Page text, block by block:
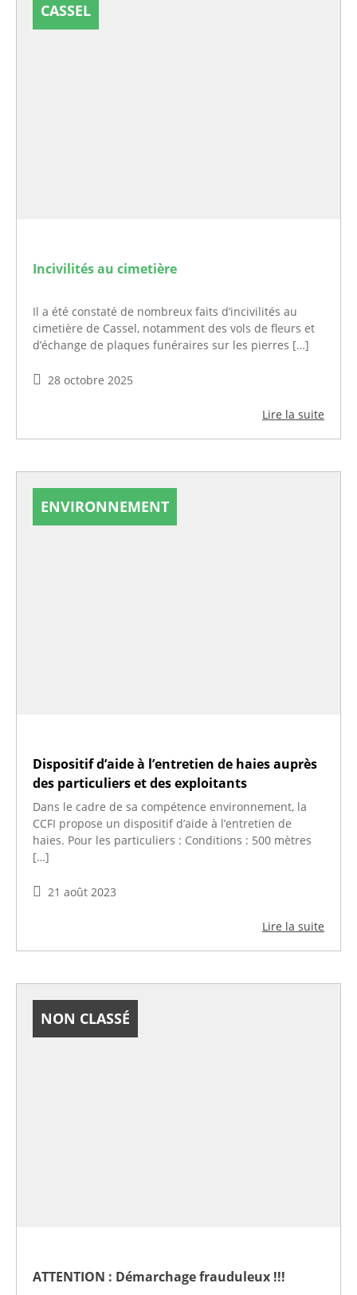
CASSEL
Incivilités au cimetière
Il a été constaté de nombreux faits d’incivilités au
cimetière de Cassel, notamment des vols de fleurs et
d’échange de plaques funéraires sur les pierres […]
28 octobre 2025
Lire la suite
ENVIRONNEMENT
Dispositif d’aide à l’entretien de haies auprès
des particuliers et des exploitants
Dans le cadre de sa compétence environnement, la
CCFI propose un dispositif d’aide à l’entretien de
haies. Pour les particuliers : Conditions : 500 mètres
[…]
21 août 2023
Lire la suite
NON CLASSÉ
ATTENTION : Démarchage frauduleux !!!